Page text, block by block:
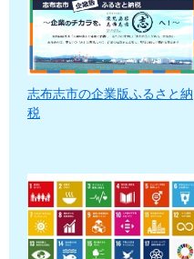
志布志市の企業版ふるさと納
税